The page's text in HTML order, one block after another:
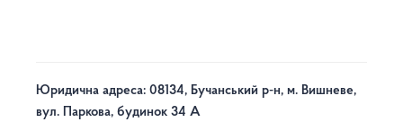
Юридична адреса: 08134, Бучанський р-н, м. Вишневе,
вул. Паркова, будинок 34 А